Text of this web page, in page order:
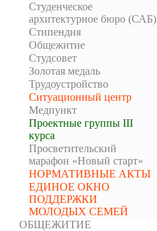
Студенческое
архитектурное бюро (САБ)
Стипендия
Общежитие
Студсовет
Золотая медаль
Трудоустройство
Ситуационный центр
Медпункт
Проектные группы III
курса
Просветительский
марафон «Новый старт»
НОРМАТИВНЫЕ АКТЫ
ЕДИНОЕ ОКНО
ПОДДЕРЖКИ
МОЛОДЫХ СЕМЕЙ
ОБЩЕЖИТИЕ